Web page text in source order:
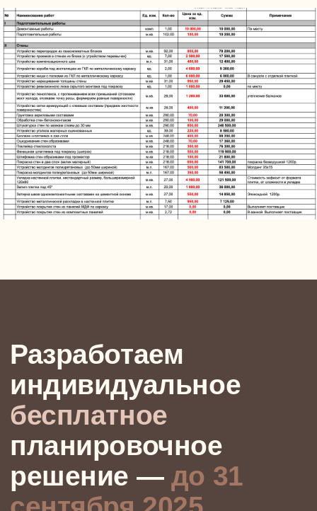
05
отделочные материалы, расстановка мебели.
Каждая схема согласована с остальными разделами
— всё собрано в единую структуру. Это снижает
риски, исключает конфликты между элементами,
почувствовать
Вы заранее видите будущий интерьер: как ложится
свет, как играет текстура, как ведут себя материалы.
3D-визуализация помогает не просто понять, как
будет, а прочувствовать атмосферу. Особенно важно
это при работе над дизайном интерьера
двухуровневой квартиры — с её перепадами высот,
нестандартными формами и сложной геометрией
РЕЗУЛЬТАТ
ВАШЕ УЧАСТИЕ
согласованная визуализация
квартиры
несколько встреч с дизайнером
2 - 4 недель
СРОК